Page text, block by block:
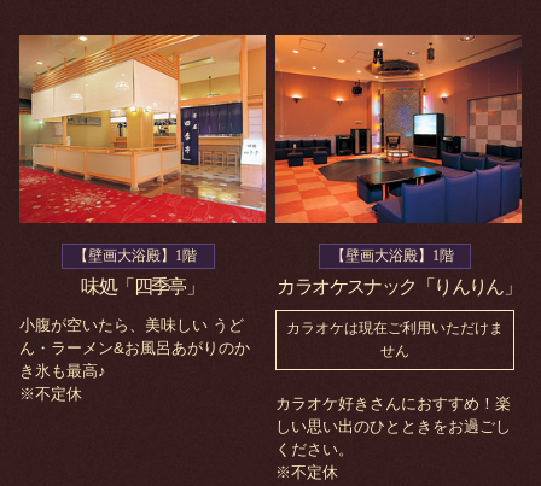
【壁画大浴殿】1階
味処「四季亭」
小腹が空いたら、美味しい うど
ん・ラーメン&お風呂あがりのか
き氷も最高♪
※不定休
【壁画大浴殿】1階
カラオケスナック「りんりん」
カラオケは現在ご利用いただけま
せん
カラオケ好きさんにおすすめ！楽
しい思い出のひとときをお過ごし
ください。
※不定休